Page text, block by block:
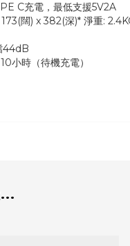
C充電，最低支援5V2A
闊) x 382(深)* 淨重:
44dB
小時（待機充電）